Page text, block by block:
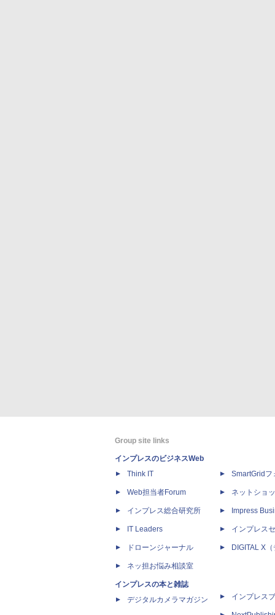
Group site links
インプレスのビジネスWeb
Think IT
Web担当者Forum
インプレス総合研究所
IT Leaders
ドローンジャーナル
ネッ担お悩み相談室
インプレスの本と雑誌
デジタルカメラマガジン
SmartGridフ
ネットショ
Impress
インプレス
DIGITAL X
インプレス